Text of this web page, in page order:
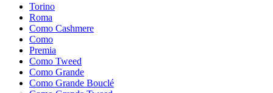
Torino
Roma
Como Cashmere
Como
Premia
Como Tweed
Como Grande
Como Grande Bouclé